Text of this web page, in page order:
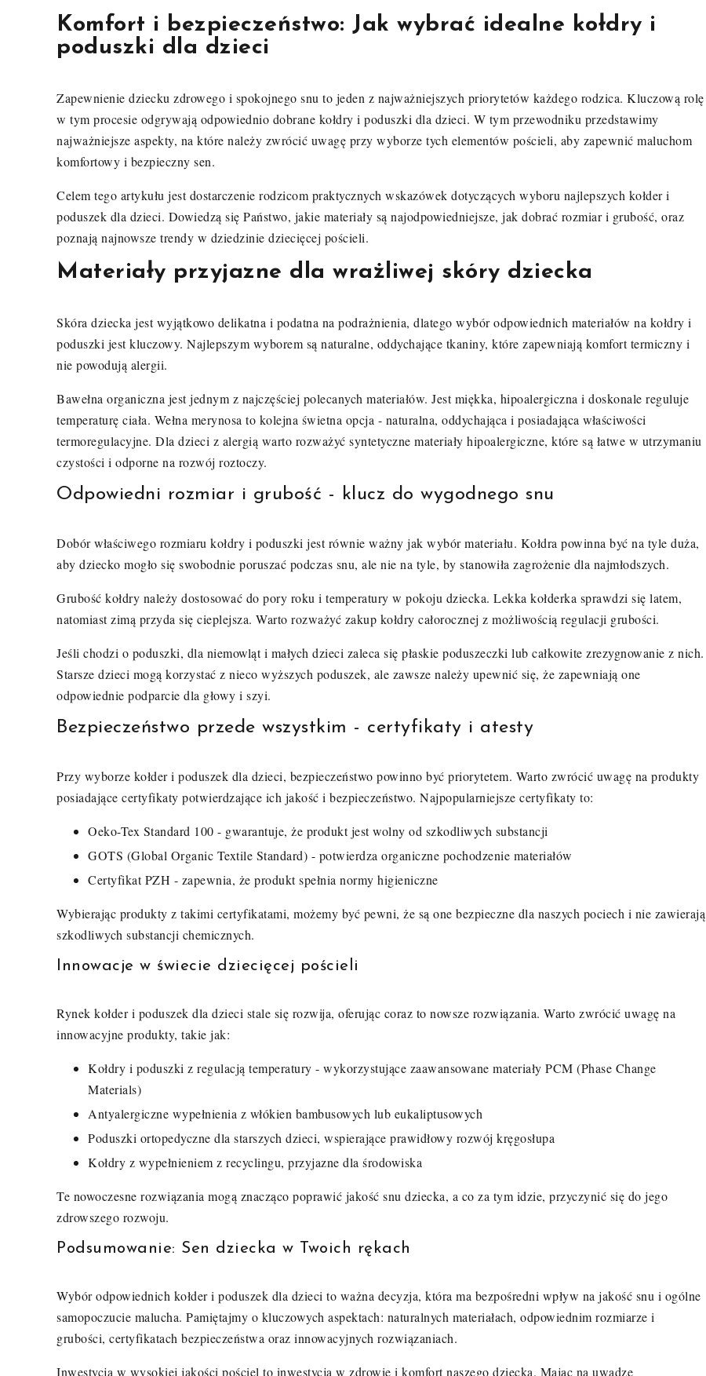
Komfort i bezpieczeństwo: Jak wybrać idealne kołdry i
poduszki dla dzieci
Zapewnienie dziecku zdrowego i spokojnego snu to jeden z najważniejszych priorytetów każdego rodzica. Kluczową rolę
w tym procesie odgrywają odpowiednio dobrane kołdry i poduszki dla dzieci. W tym przewodniku przedstawimy
najważniejsze aspekty, na które należy zwrócić uwagę przy wyborze tych elementów pościeli, aby zapewnić maluchom
komfortowy i bezpieczny sen.
Celem tego artykułu jest dostarczenie rodzicom praktycznych wskazówek dotyczących wyboru najlepszych kołder i
poduszek dla dzieci. Dowiedzą się Państwo, jakie materiały są najodpowiedniejsze, jak dobrać rozmiar i grubość, oraz
poznają najnowsze trendy w dziedzinie dziecięcej pościeli.
Materiały przyjazne dla wrażliwej skóry dziecka
Skóra dziecka jest wyjątkowo delikatna i podatna na podrażnienia, dlatego wybór odpowiednich materiałów na kołdry i
poduszki jest kluczowy. Najlepszym wyborem są naturalne, oddychające tkaniny, które zapewniają komfort termiczny i
nie powodują alergii.
Bawełna organiczna jest jednym z najczęściej polecanych materiałów. Jest miękka, hipoalergiczna i doskonale reguluje
temperaturę ciała. Wełna merynosa to kolejna świetna opcja - naturalna, oddychająca i posiadająca właściwości
termoregulacyjne. Dla dzieci z alergią warto rozważyć syntetyczne materiały hipoalergiczne, które są łatwe w utrzymaniu
czystości i odporne na rozwój roztoczy.
Odpowiedni rozmiar i grubość - klucz do wygodnego snu
Dobór właściwego rozmiaru kołdry i poduszki jest równie ważny jak wybór materiału. Kołdra powinna być na tyle duża,
aby dziecko mogło się swobodnie poruszać podczas snu, ale nie na tyle, by stanowiła zagrożenie dla najmłodszych.
Grubość kołdry należy dostosować do pory roku i temperatury w pokoju dziecka. Lekka kołderka sprawdzi się latem,
natomiast zimą przyda się cieplejsza. Warto rozważyć zakup kołdry całorocznej z możliwością regulacji grubości.
Jeśli chodzi o poduszki, dla niemowląt i małych dzieci zaleca się płaskie poduszeczki lub całkowite zrezygnowanie z nich.
Starsze dzieci mogą korzystać z nieco wyższych poduszek, ale zawsze należy upewnić się, że zapewniają one
odpowiednie podparcie dla głowy i szyi.
Bezpieczeństwo przede wszystkim - certyfikaty i atesty
Przy wyborze kołder i poduszek dla dzieci, bezpieczeństwo powinno być priorytetem. Warto zwrócić uwagę na produkty
posiadające certyfikaty potwierdzające ich jakość i bezpieczeństwo. Najpopularniejsze certyfikaty to:
Oeko-Tex Standard 100 - gwarantuje, że produkt jest wolny od szkodliwych substancji
GOTS (Global Organic Textile Standard) - potwierdza organiczne pochodzenie materiałów
Certyfikat PZH - zapewnia, że produkt spełnia normy higieniczne
Wybierając produkty z takimi certyfikatami, możemy być pewni, że są one bezpieczne dla naszych pociech i nie zawierają
szkodliwych substancji chemicznych.
Innowacje w świecie dziecięcej pościeli
Rynek kołder i poduszek dla dzieci stale się rozwija, oferując coraz to nowsze rozwiązania. Warto zwrócić uwagę na
innowacyjne produkty, takie jak:
Kołdry i poduszki z regulacją temperatury - wykorzystujące zaawansowane materiały PCM (Phase Change
Materials)
Antyalergiczne wypełnienia z włókien bambusowych lub eukaliptusowych
Poduszki ortopedyczne dla starszych dzieci, wspierające prawidłowy rozwój kręgosłupa
Kołdry z wypełnieniem z recyclingu, przyjazne dla środowiska
Te nowoczesne rozwiązania mogą znacząco poprawić jakość snu dziecka, a co za tym idzie, przyczynić się do jego
zdrowszego rozwoju.
Podsumowanie: Sen dziecka w Twoich rękach
Wybór odpowiednich kołder i poduszek dla dzieci to ważna decyzja, która ma bezpośredni wpływ na jakość snu i ogólne
samopoczucie malucha. Pamiętajmy o kluczowych aspektach: naturalnych materiałach, odpowiednim rozmiarze i
grubości, certyfikatach bezpieczeństwa oraz innowacyjnych rozwiązaniach.
Inwestycja w wysokiej jakości pościel to inwestycja w zdrowie i komfort naszego dziecka. Mając na uwadze